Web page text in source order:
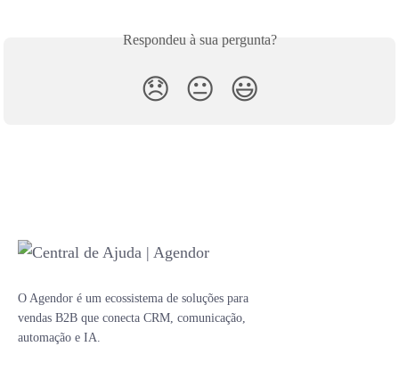
Respondeu à sua pergunta?
😞 😐 😃
O Agendor é um ecossistema de soluções para
vendas B2B que conecta CRM, comunicação,
automação e IA.